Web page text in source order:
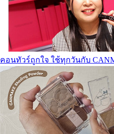
คอนทัวร์ถูกใจ ใช้ทุกวันกับ